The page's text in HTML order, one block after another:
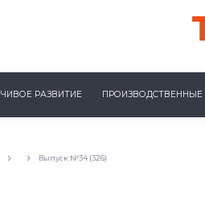
№27 (225)
РАЗВИТИЕ ПРОИЗВОДСТВЕННЫЕ
Выпуск №34 (326)